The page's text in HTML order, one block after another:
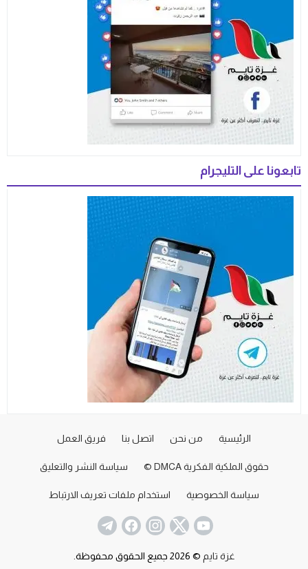
تابعونا على التليجرام
الرئيسية من نحن اتصل بنا فريق العمل
حقوق الملكية الفكرية DMCA © سياسة النشر والتعليق
سياسة الخصوصية استخدام ملفات تعريف الارتباط
غزة تايم © 2026 جميع الحقوق محفوظة.